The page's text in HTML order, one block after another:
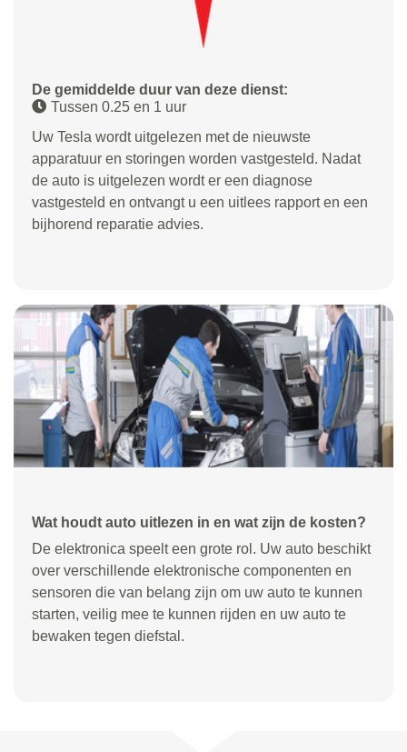
De gemiddelde duur van deze dienst:
Tussen 0.25 en 1 uur
Uw Tesla wordt uitgelezen met de nieuwste
apparatuur en storingen worden vastgesteld. Nadat
de auto is uitgelezen wordt er een diagnose
vastgesteld en ontvangt u een uitlees rapport en een
bijhorend reparatie advies.
Wat houdt auto uitlezen in en wat zijn de kosten?
De elektronica speelt een grote rol. Uw auto beschikt
over verschillende elektronische componenten en
sensoren die van belang zijn om uw auto te kunnen
starten, veilig mee te kunnen rijden en uw auto te
bewaken tegen diefstal.